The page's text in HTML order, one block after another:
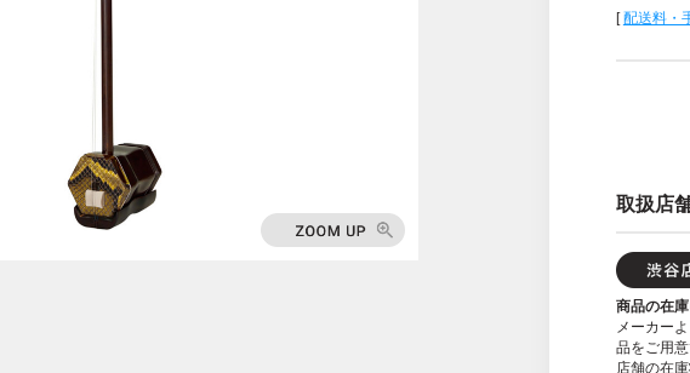
[配送料・
取扱店
商品の在
メーカー
品をご用
店舗の在